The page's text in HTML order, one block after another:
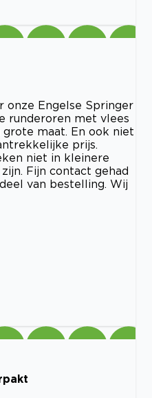
onze Engelse Springer
runderoren met vlees
maat. En ook niet
prijs.
niet in kleinere
Fijn contact gehad
van bestelling. Wij